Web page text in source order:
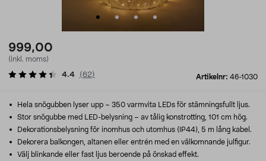
999,00
(inkl. moms)
Artikelnr: 46-1030
4.4 (62)
Hela snögubben lyser upp – 350 varmvita LEDs för stämningsfullt ljus.
Stor snögubbe med LED-belysning – av tålig konstrotting, 101 cm hög.
Dekorationsbelysning för inomhus och utomhus (IP44), 5 m lång kabel.
Dekorera balkongen, altanen eller entrén med en välkomnande julfigur.
Välj blinkande eller fast ljus beroende på önskad effekt.